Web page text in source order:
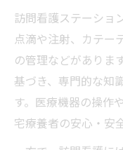
訪問看護ステーショ
点滴や注射、カテー
の管理などがありま
基づき、専門的な知
す。医療機器の操作
宅療養者の安心・安